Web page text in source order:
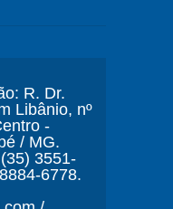
R. Dr.
Libânio, nº
-
/ MG.
3551-
6778.